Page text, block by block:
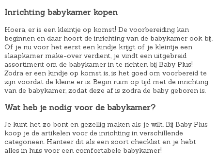
Inrichting babykamer kopen
Hoera, er is een kleintje op komst! De voorbereiding kan
beginnen en daar hoort de inrichting van de babykamer ook bij.
Of je nu voor het eerst een kindje krijgt of je kleintje een
slaapkamer make-over verdient, je vindt een uitgebreid
assortiment om de babykamer in te richten bij Baby Plus!
Zodra er een kindje op komst is, is het goed om voorbereid te
zijn voordat de kleine er is. Begin ruim op tijd met de inrichting
van de babykamer, zodat deze af is zodra de baby geboren is.
Wat heb je nodig voor de babykamer?
Je kunt het zo bont en gezellig maken als je wilt. Bij Baby Plus
koop je de artikelen voor de inrichting in verschillende
categorieën. Hanteer dit als een soort checklist en je hebt
alles in huis voor een comfortabele babykamer!